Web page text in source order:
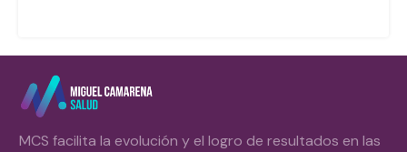
MCS facilita la evolución y el logro de resultados en las